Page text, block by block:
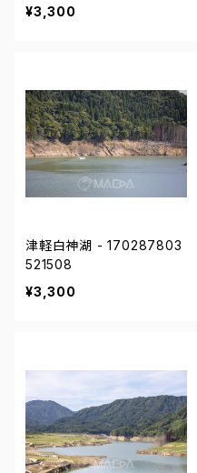
¥3,300
津軽白神湖 - 170287803
521508
¥3,300